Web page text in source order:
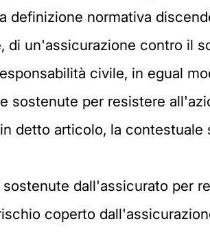
definizione normativa
di un'assicurazione contro il
civile, in egual
sostenute per resistere
detto articolo, la contestuale
dall'assicurato per
coperto